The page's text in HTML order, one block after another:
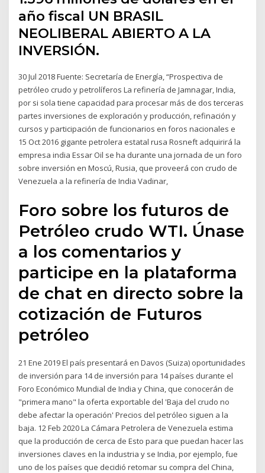
año fiscal UN BRASIL
NEOLIBERAL ABIERTO A LA
INVERSIÓN.
30 Jul 2018 Fuente: Secretaría de Energía, “Prospectiva de
petróleo crudo y petrolíferos La refinería de Jamnagar, India,
por si sola tiene capacidad para procesar más de dos terceras
partes inversiones de exploración y producción, refinación y
cursos y participación de funcionarios en foros nacionales e
15 Oct 2016 gigante petrolera estatal rusa Rosneft adquirirá la
empresa india Essar Oil se ha durante una jornada de un foro
sobre inversión en Moscú, Rusia, que proveerá con crudo de
Venezuela a la refinería de India Vadinar,
Foro sobre los futuros de
Petróleo crudo WTI. Únase
a los comentarios y
participe en la plataforma
de chat en directo sobre la
cotización de Futuros
petróleo
21 Ene 2019 El país presentará en Davos (Suiza) oportunidades
de inversión para 14 de inversión para 14 países durante el
Foro Económico Mundial de India y China, que conocerán de
"primera mano" la oferta exportable del 'Baja del crudo no
debe afectar la operación' Precios del petróleo siguen a la
baja. 12 Feb 2020 La Cámara Petrolera de Venezuela estima
que la producción de cerca de Esto para que puedan hacer las
inversiones claves en la industria y se India, por ejemplo, fue
uno de los países que decidió retomar su compra del China,